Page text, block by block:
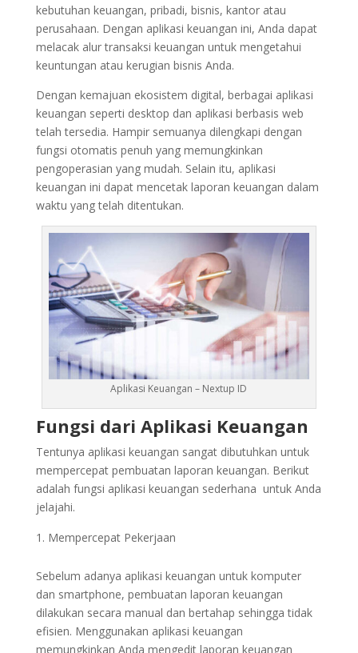
kebutuhan keuangan, pribadi, bisnis, kantor atau
perusahaan. Dengan aplikasi keuangan ini, Anda dapat
melacak alur transaksi keuangan untuk mengetahui
keuntungan atau kerugian bisnis Anda.
Dengan kemajuan ekosistem digital, berbagai aplikasi
keuangan seperti desktop dan aplikasi berbasis web
telah tersedia. Hampir semuanya dilengkapi dengan
fungsi otomatis penuh yang memungkinkan
pengoperasian yang mudah. Selain itu, aplikasi
keuangan ini dapat mencetak laporan keuangan dalam
waktu yang telah ditentukan.
Aplikasi Keuangan – Nextup ID
Fungsi dari Aplikasi Keuangan
Tentunya aplikasi keuangan sangat dibutuhkan untuk
mempercepat pembuatan laporan keuangan. Berikut
adalah fungsi aplikasi keuangan sederhana untuk Anda
jelajahi.
Mempercepat Pekerjaan
Sebelum adanya aplikasi keuangan untuk komputer
dan smartphone, pembuatan laporan keuangan
dilakukan secara manual dan bertahap sehingga tidak
efisien. Menggunakan aplikasi keuangan
memungkinkan Anda mengedit laporan keuangan